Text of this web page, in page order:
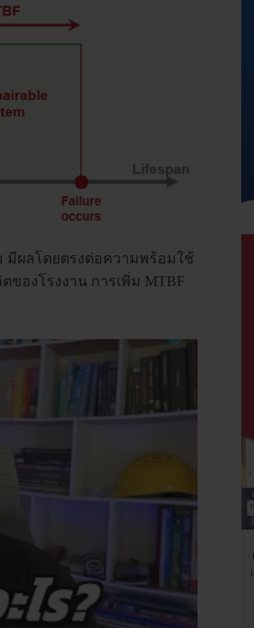
มีผลโดยตรงต่อความพร้อมใช้
ของโรงงาน การเพิ่ม MTBF